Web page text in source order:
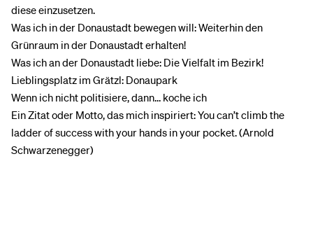
diese einzusetzen.
Was ich in der Donaustadt bewegen will: Weiterhin den
Grünraum in der Donaustadt erhalten!
Was ich an der Donaustadt liebe: Die Vielfalt im Bezirk!
Lieblingsplatz im Grätzl: Donaupark
Wenn ich nicht politisiere, dann… koche ich
Ein Zitat oder Motto, das mich inspiriert: You can’t climb the
ladder of success with your hands in your pocket. (Arnold
Schwarzenegger)